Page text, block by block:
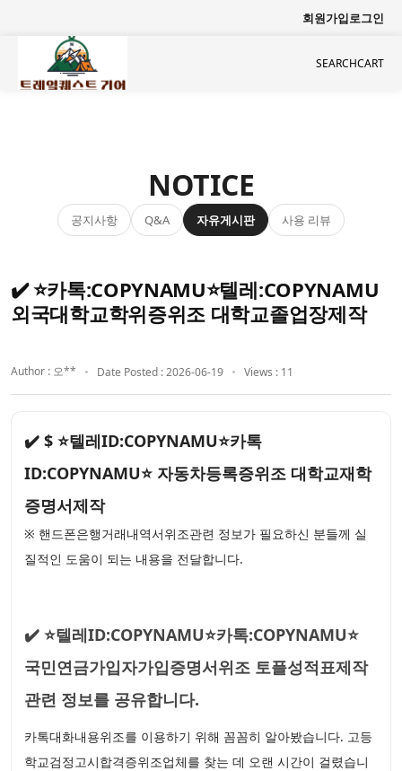
회원가입로그인
SEARCHCART
NOTICE
공지사항 Q&A 자유게시판 사용 리뷰
✔️ ⭐카톡:COPYNAMU⭐텔레:COPYNAMU
외국대학교학위증위조 대학교졸업장제작
Author : 오** Date Posted : 2026-06-19 Views : 11
✔️ $ ⭐텔레ID:COPYNAMU⭐카톡
ID:COPYNAMU⭐ 자동차등록증위조 대학교재학
증명서제작
※ 핸드폰은행거래내역서위조관련 정보가 필요하신 분들께 실
질적인 도움이 되는 내용을 전달합니다.
✔️ ⭐텔레ID:COPYNAMU⭐카톡:COPYNAMU⭐
국민연금가입자가입증명서위조 토플성적표제작
관련 정보를 공유합니다.
카톡대화내용위조를 이용하기 위해 꼼꼼히 알아봤습니다. 고등
학교검정고시합격증위조업체를 찾는 데 오랜 시간이 걸렸습니